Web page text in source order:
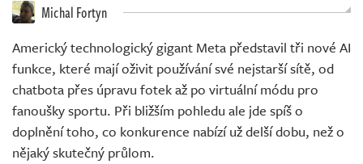
Michal Fortyn
Americký technologický gigant Meta představil tři nové AI
funkce, které mají oživit používání své nejstarší sítě, od
chatbota přes úpravu fotek až po virtuální módu pro
fanoušky sportu. Při bližším pohledu ale jde spíš o
doplnění toho, co konkurence nabízí už delší dobu, než o
nějaký skutečný průlom.